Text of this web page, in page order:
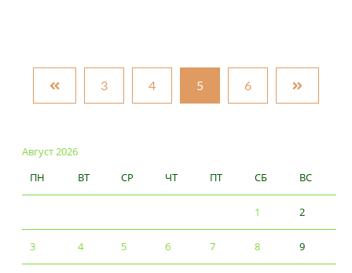
3 4 5 6
Август 2026
ПН
ВТ СР ЧТ ПТ СБ ВС
1 2
3 4 5 6 7 8 9